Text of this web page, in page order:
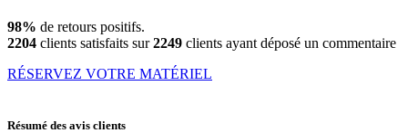
98% de retours positifs.
2204 clients satisfaits sur2249 clients ayant déposé un commentaire
RÉSERVEZ VOTRE MATÉRIEL
Résumé des avis clients